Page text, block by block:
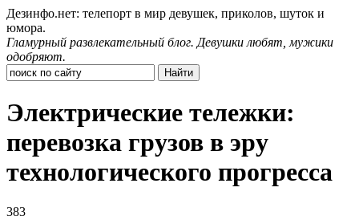
Дезинфо.нет: телепорт в мир девушек, приколов, шуток и
юмора.
Гламурный развлекательный блог. Девушки любят, мужики
одобряют.
Электрические тележки:
перевозка грузов в эру
технологического прогресса
383